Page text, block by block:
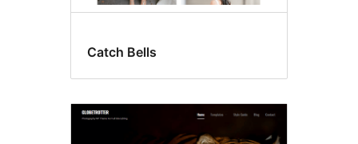
Catch Bells